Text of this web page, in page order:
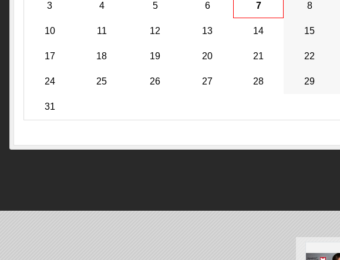
3 4 5 6 7 8
10 11 12 13 14 15
17 18 19 20 21 22
24 25 26 27 28 29
31